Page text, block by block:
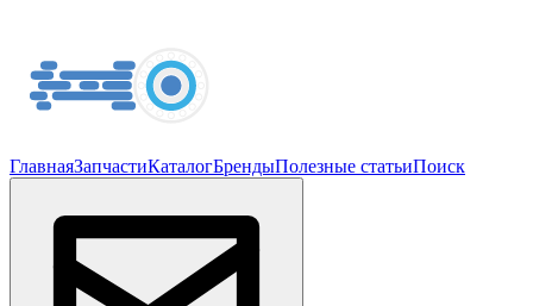
ГлавнаяЗапчастиКаталогБрендыПолезные статьиПоиск